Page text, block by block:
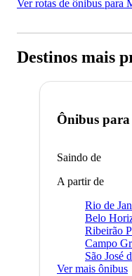
Ver rotas de ônibus para
Destinos mais
Ônibus para
Saindo de
A partir de
Rio de
Belo
Ribeirão
Campo
São José
Ver mais ônibus